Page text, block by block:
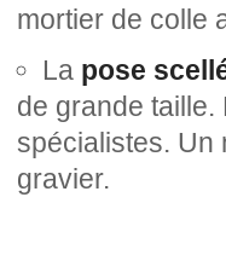
mortier de colle
La pose
de grande
spécialistes. Un
gravier.